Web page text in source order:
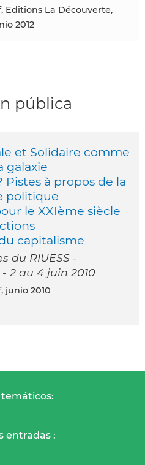
2012
pública
et Solidaire comme
galaxie
à propos de la
politique
le XXIème siècle
capitalisme
du RIUESS -
2 au 4 juin 2010
junio 2010
temáticos:
entradas :